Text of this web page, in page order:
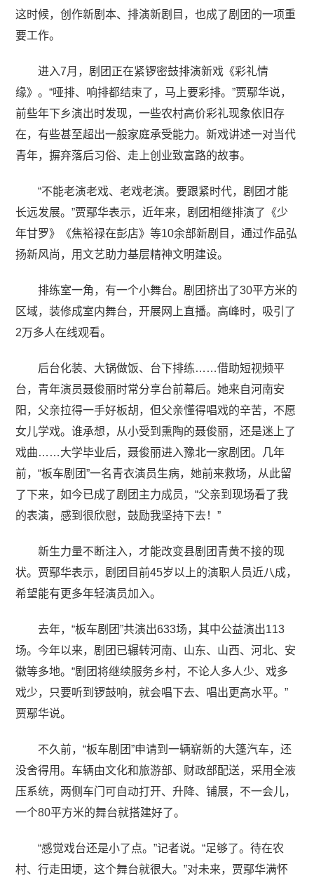
这时候，创作新剧本、排演新剧目，也成了剧团的一项重
要工作。
进入7月，剧团正在紧锣密鼓排演新戏《彩礼情
缘》。“哑排、响排都结束了，马上要彩排。”贾鄢华说，
前些年下乡演出时发现，一些农村高价彩礼现象依旧存
在，有些甚至超出一般家庭承受能力。新戏讲述一对当代
青年，摒弃落后习俗、走上创业致富路的故事。
“不能老演老戏、老戏老演。要跟紧时代，剧团才能
长远发展。”贾鄢华表示，近年来，剧团相继排演了《少
年甘罗》《焦裕禄在彭店》等10余部新剧目，通过作品弘
扬新风尚，用文艺助力基层精神文明建设。
排练室一角，有一个小舞台。剧团挤出了30平方米的
区域，装修成室内舞台，开展网上直播。高峰时，吸引了
2万多人在线观看。
后台化装、大锅做饭、台下排练……借助短视频平
台，青年演员聂俊丽时常分享台前幕后。她来自河南安
阳，父亲拉得一手好板胡，但父亲懂得唱戏的辛苦，不愿
女儿学戏。谁承想，从小受到熏陶的聂俊丽，还是迷上了
戏曲……大学毕业后，聂俊丽进入豫北一家剧团。几年
前，“板车剧团”一名青衣演员生病，她前来救场，从此留
了下来，如今已成了剧团主力成员，“父亲到现场看了我
的表演，感到很欣慰，鼓励我坚持下去！”
新生力量不断注入，才能改变县剧团青黄不接的现
状。贾鄢华表示，剧团目前45岁以上的演职人员近八成，
希望能有更多年轻演员加入。
去年，“板车剧团”共演出633场，其中公益演出113
场。今年以来，剧团已辗转河南、山东、山西、河北、安
徽等多地。“剧团将继续服务乡村，不论人多人少、戏多
戏少，只要听到锣鼓响，就会唱下去、唱出更高水平。”
贾鄢华说。
不久前，“板车剧团”申请到一辆崭新的大篷汽车，还
没舍得用。车辆由文化和旅游部、财政部配送，采用全液
压系统，两侧车门可自动打开、升降、铺展，不一会儿，
一个80平方米的舞台就搭建好了。
“感觉戏台还是小了点。”记者说。“足够了。待在农
村、行走田埂，这个舞台就很大。”对未来，贾鄢华满怀